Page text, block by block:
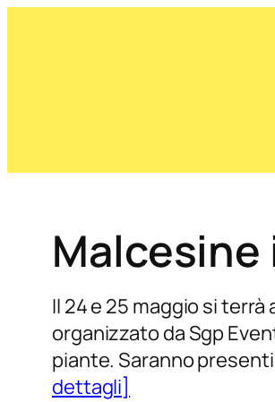
Il 24 e 25 maggio si terrà
organizzato da Sgp
piante. Saranno
dettagli]